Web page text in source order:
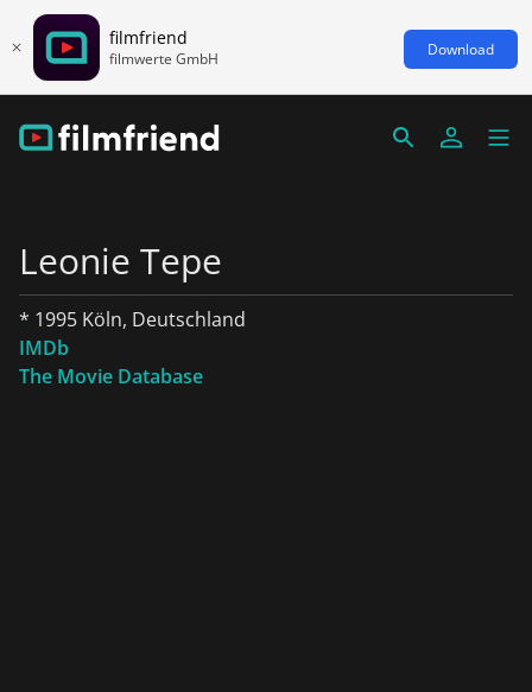
filmfriend
filmwerte GmbH Download
Leonie Tepe
* 1995 Köln, Deutschland
IMDb
The Movie Database